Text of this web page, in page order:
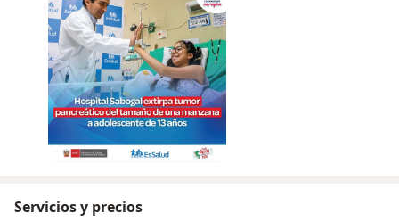
Servicios y precios